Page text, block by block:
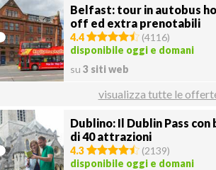
Belfast: tour in autobus
off ed extra prenotabili
4.4 (4116)
disponibile oggi e domani
su 3 siti web
visualizza tutte le
Dublino: Il Dublin Pass
di 40 attrazioni
4.3 (2139)
disponibile oggi e domani